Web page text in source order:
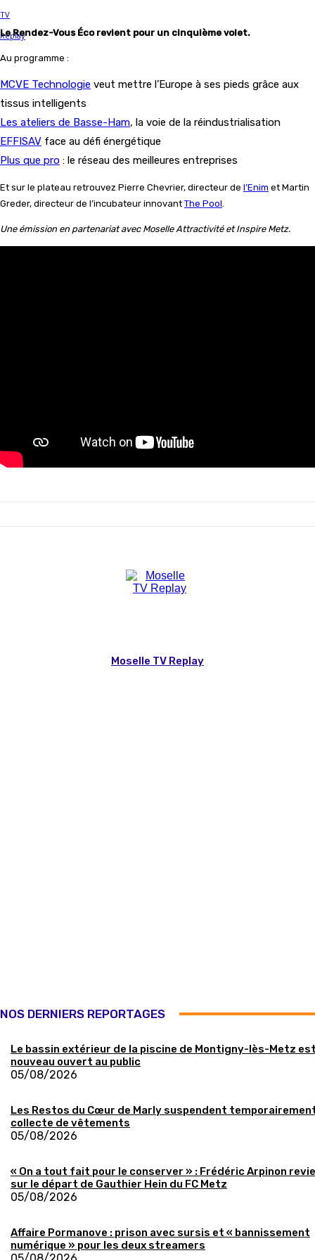
Le Rendez-Vous Éco revient pour un cinquième volet.
Au programme :
MCVE Technologie veut mettre l’Europe à ses pieds grâce aux
tissus intelligents
Les ateliers de Basse-Ham, la voie de la réindustrialisation
EFFISAV face au défi énergétique
Plus que pro : le réseau des meilleures entreprises
Et sur le plateau retrouvez Pierre Chevrier, directeur de l’Enim et Martin
Greder, directeur de l’incubateur innovant The Pool.
Une émission en partenariat avec Moselle Attractivité et Inspire Metz.
Moselle TV Replay
NOS DERNIERS REPORTAGES
Le bassin extérieur de la piscine de Montigny-lès-Metz
nouveau ouvert au public
05/08/2026
Les Restos du Cœur de Marly suspendent
collecte de vêtements
05/08/2026
« On a tout fait pour le conserver » : Frédéric Arpinon
sur le départ de Gauthier Hein du FC Metz
05/08/2026
Affaire Pormanove : prison avec sursis et « bannissement
numérique » pour les deux streamers